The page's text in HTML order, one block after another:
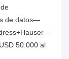
de datos—
50.000 al